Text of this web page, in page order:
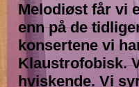
Melodiøst får vi
enn på de
konsertene vi
Klaustrofobisk.
hviskende. Vi